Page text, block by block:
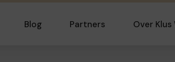
Blog Partners Over Klus